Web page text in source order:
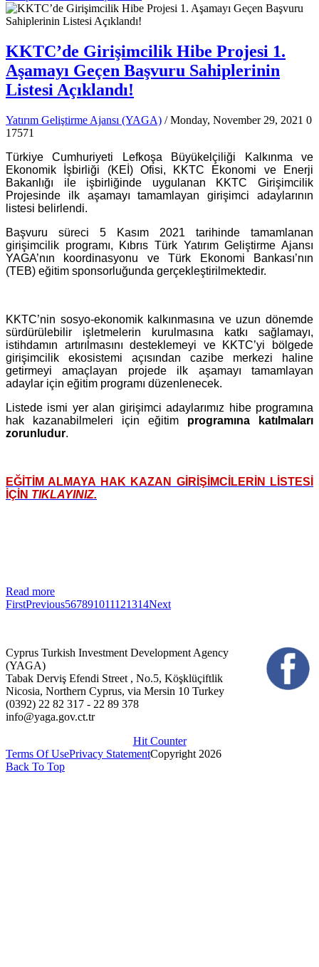
KKTC’de Girişimcilik Hibe Projesi 1.
Aşamayı Geçen Başvuru Sahiplerinin
Listesi Açıklandı!
Yatırım Geliştirme Ajansı (YAGA) / Monday, November 29, 2021 0
17571
Türkiye Cumhuriyeti Lefkoşa Büyükelçiliği Kalkınma ve
Ekonomik İşbirliği (KEİ) Ofisi, KKTC Ekonomi ve Enerji
Bakanlığı ile işbirliğinde uygulanan KKTC Girişimcilik
Projesinde ilk aşamayı tamamlayan girişimci adaylarının
listesi belirlendi.
Başvuru süreci 5 Kasım 2021 tarihinde tamamlanan
girişimcilik programı, Kıbrıs Türk Yatırım Geliştirme Ajansı
YAGA’nın koordinasyonu ve Türk Ekonomi Bankası’nın
(TEB) eğitim sponsorluğunda gerçekleştirilmektedir.
KKTC’nin sosyo-ekonomik kalkınmasına ve uzun dönemde
sürdürülebilir işletmelerin kurulmasına katkı sağlamayı,
istihdamın artırılmasını desteklemeyi ve KKTC’yi bölgede
girişimcilik ekosistemi açısından cazibe merkezi haline
getirmeyi amaçlayan projede ilk aşamayı tamamlayan
adaylar için eğitim programı düzenlenecek.
Listede ismi yer alan girişimci adaylarımız hibe programına
hak kazanabilmeleri için eğitim programına katılmaları
zorunludur.
EĞİTİM ALMAYA HAK KAZAN GİRİŞİMCİLERİN LİSTESİ
İÇİN TIKLAYINIZ.
Read more
FirstPrevious567891011121314Next
Cyprus Turkish Investment Development Agency
(YAGA)
Tabak Derviş Efendi Street , No.5, Köşklüçiftlik
Nicosia, Northern Cyprus, via Mersin 10 Turkey
(0392) 22 82 317 - 22 89 378
info@yaga.gov.ct.tr
Hit Counter
Terms Of UsePrivacy StatementCopyright 2026
Back To Top